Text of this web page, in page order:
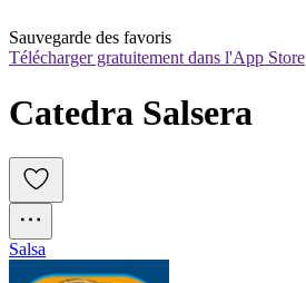
Sauvegarde des favoris
Télécharger gratuitement dans l'App Store
Catedra Salsera
Salsa